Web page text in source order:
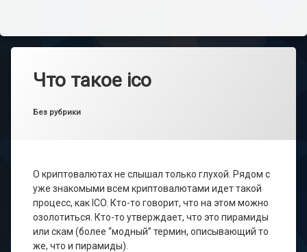
Что такое ico
Опубликовано
от main_admin
Рубрики:
Без рубрики
О криптовалютах не слышал только глухой. Рядом с
уже знакомыми всем криптовалютами идет такой
процесс, как ICO. Кто-то говорит, что на этом можно
озолотиться. Кто-то утверждает, что это пирамиды
или скам (более “модный” термин, описывающий то
же, что и пирамиды).